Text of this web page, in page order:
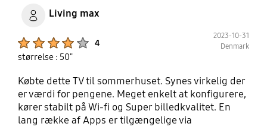
Living max
4
2023-10-31
Denmark
størrelse : 50"
Købte dette TV til sommerhuset. Synes virkelig der
er værdi for pengene. Meget enkelt at konfigurere,
kører stabilt på Wi-fi og Super billedkvalitet. En
lang række af Apps er tilgængelige via